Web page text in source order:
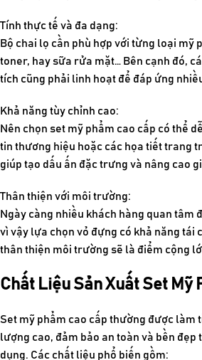
Tính thực tế và đa dạng:
Bộ chai lọ cần phù hợp với từng loại mỹ
toner, hay sữa rửa mặt… Bên cạnh đó,
tích cũng phải linh hoạt để đáp ứng
Khả năng tùy chỉnh cao:
Nên chọn set mỹ phẩm cao cấp có thể
tin thương hiệu hoặc các họa tiết trang
giúp tạo dấu ấn đặc trưng và nâng cao
Thân thiện với môi trường:
Ngày càng nhiều khách hàng quan tâm
vì vậy lựa chọn vỏ đựng có khả năng tái
thân thiện môi trường sẽ là điểm cộng
Chất Liệu Sản Xuất Set Mỹ
Set mỹ phẩm cao cấp thường được làm
lượng cao, đảm bảo an toàn và bền
dụng. Các chất liệu phổ biến gồm: